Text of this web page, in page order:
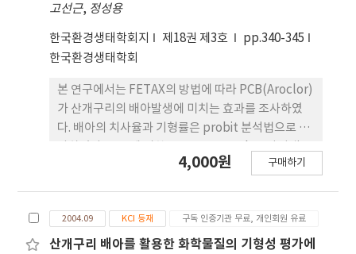
법으로 조사한 결과 LC50은 0.1ppm, EC50은
0.08ppm, TI는 5.0을 나타내어 Cd2+은 높은 치사율
을 나타내는 물질로 나타났다. 기형 양상은 척추기형
이 0.05ppm에서 14.3%,꼬리기형이 0.1ppm에서
75.0%,복부기형 이 0.01ppm에서 66.7%를 나타내
었고 profound형 기형이 0.1ppm에서 25.0%를 각
각 나타냈으며 Cd2+ 0.1ppm에서 머리에서 꼬리까
지의 성장을 억제하였다. 결론적으로 본 연구의 결과
들은 Cd2+이 난자성숙, 난할 및 배아의 발달과정에
고선근, 정성용
한국환경생태학회지 제18권 제3호
pp.340-345
한국환경생태학회
본 연구에서는 FETAX의 방법에 따라 PCB(Aroclor)
가 산개구리의 배아발생에 미치는 효과를 조사하였
다. 배아의 치사율과 기형률은 probit 분석법으로 조
EC50은 0.25ppb를 나타냈으며 TI는 5.7을 나타내어
62.0%, 꼬리기형이 1ppb에서 32.0%, profund형
의 기형이 5ppb에서 68.0%를 나타냈다. PCB는 비
4,000원 구매하기
2004.09 KCI 등재 구독 인증기관 무료, 개인회원 유료
산개구리 배아를 활용한 화학물질의 기형성 평가에